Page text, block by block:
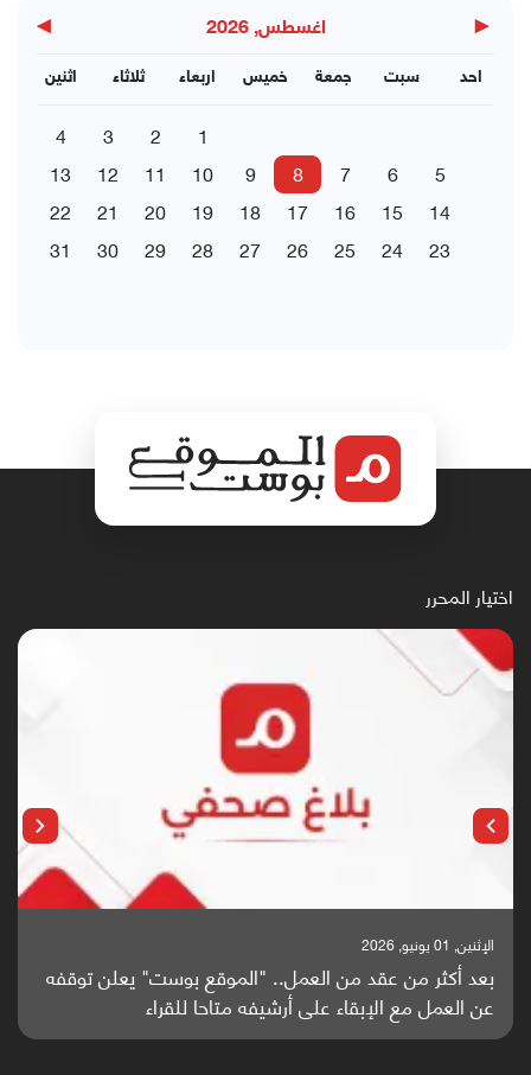
◀ اغسطس, 2026 ▶
اثنين ثلاثاء اربعاء خميس جمعة سبت احد
1
2
3
4
5
6
7
8
9
10
11
12
13
14
15
16
17
18
19
20
21
22
23
24
25
26
27
28
29
30
31
اختيار المحرر
الإثنين, 25 مايو, 2026
باحثون من اليمن يدخلون سباق أبحاث ألزهايمر بدراسة
واعدة منشورة عالميا (ترجمة)